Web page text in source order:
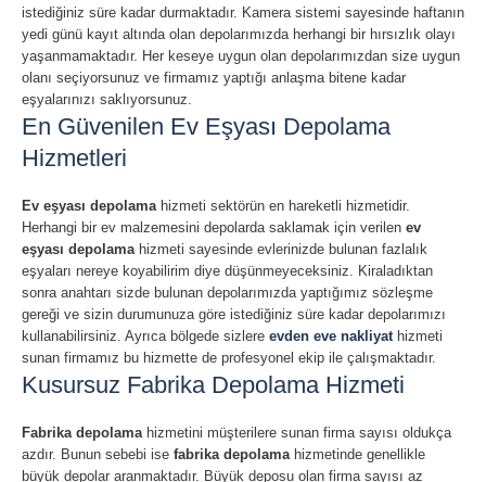
istediğiniz süre kadar durmaktadır. Kamera sistemi sayesinde haftanın
yedi günü kayıt altında olan depolarımızda herhangi bir hırsızlık olayı
yaşanmamaktadır. Her keseye uygun olan depolarımızdan size uygun
olanı seçiyorsunuz ve firmamız yaptığı anlaşma bitene kadar
eşyalarınızı saklıyorsunuz.
En Güvenilen Ev Eşyası Depolama
Hizmetleri
Ev eşyası depolama hizmeti sektörün en hareketli hizmetidir.
Herhangi bir ev malzemesini depolarda saklamak için verilen ev
eşyası depolama hizmeti sayesinde evlerinizde bulunan fazlalık
eşyaları nereye koyabilirim diye düşünmeyeceksiniz. Kiraladıktan
sonra anahtarı sizde bulunan depolarımızda yaptığımız sözleşme
gereği ve sizin durumunuza göre istediğiniz süre kadar depolarımızı
kullanabilirsiniz. Ayrıca bölgede sizlere evden eve nakliyat hizmeti
sunan firmamız bu hizmette de profesyonel ekip ile çalışmaktadır.
Kusursuz Fabrika Depolama Hizmeti
Fabrika depolama hizmetini müşterilere sunan firma sayısı oldukça
azdır. Bunun sebebi ise fabrika depolama hizmetinde genellikle
büyük depolar aranmaktadır. Büyük deposu olan firma sayısı az